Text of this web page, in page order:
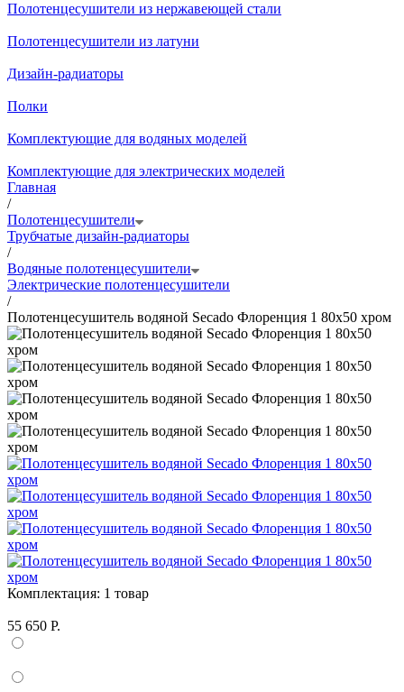
Полотенцесушители из нержавеющей стали
Полотенцесушители из латуни
Дизайн-радиаторы
Полки
Комплектующие для водяных моделей
Комплектующие для электрических моделей
Главная
/
Полотенцесушители
Трубчатые дизайн-радиаторы
/
Водяные полотенцесушители
Электрические полотенцесушители
/
Полотенцесушитель водяной Secado Флоренция 1 80x50 хром
Комплектация: 1 товар
55 650 Р.